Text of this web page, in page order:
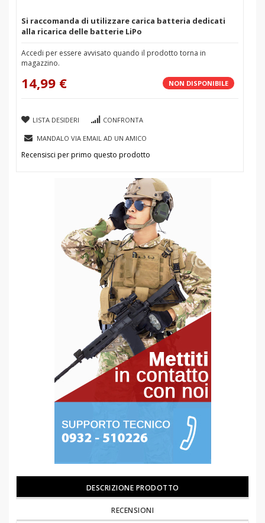
Si raccomanda di utilizzare carica batteria dedicati
alla ricarica delle batterie LiPo
Accedi per essere avvisato quando il prodotto torna in
magazzino.
NON DISPONIBILE
14,99 €
LISTA DESIDERI CONFRONTA
MANDALO VIA EMAIL AD UN AMICO
Recensisci per primo questo prodotto
DESCRIZIONE PRODOTTO
RECENSIONI